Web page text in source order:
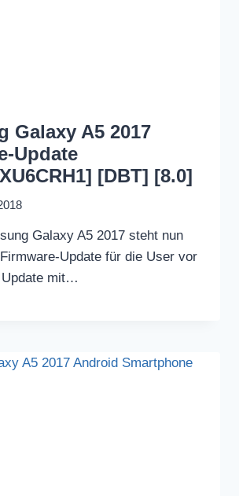
Galaxy A5 2017
Update
[DBT] [8.0]
Galaxy A5 2017 steht nun
Update für die User vor
mit…